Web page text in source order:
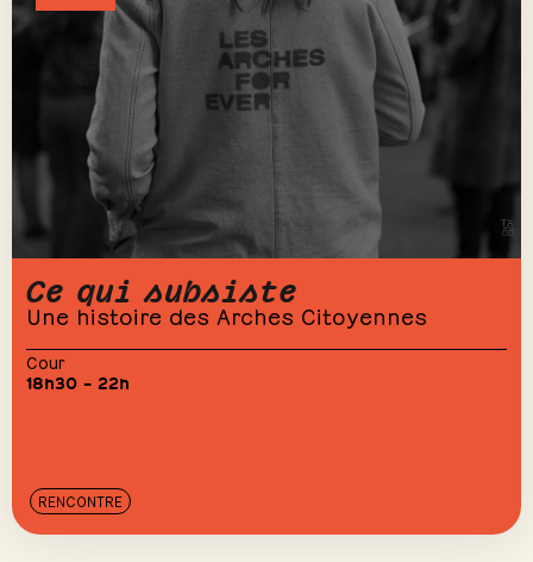
Ce qui subsiste
Une histoire des Arches Citoyennes
Cour
18h30 – 22h
RENCONTRE